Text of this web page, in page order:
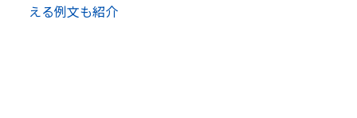
える例文も紹介